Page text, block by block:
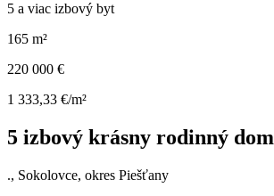
5 a viac izbový byt
165 m²
220 000 €
1 333,33 €/m²
5 izbový krásny rodinný dom
., Sokolovce, okres Piešťany